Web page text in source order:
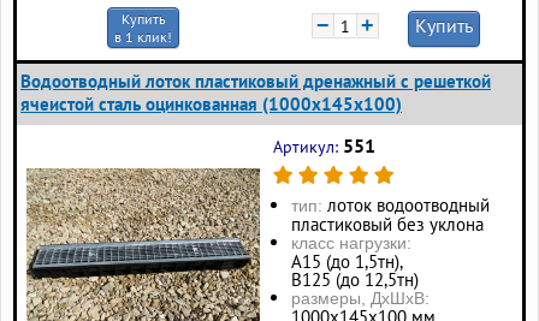
Купить
в 1 клик!
− + Купить
Водоотводный лоток пластиковый дренажный с решеткой
ячеистой сталь оцинкованная (1000x145x100)
Артикул: 551
тип: лоток водоотводный
пластиковый без уклона
класс нагрузки:
А15 (до 1,5тн),
В125 (до 12,5тн)
размеры, ДхШхВ:
1000х145х100 мм